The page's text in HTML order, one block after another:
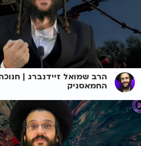
הרב שמואל זיידנברג |
החמאסניק